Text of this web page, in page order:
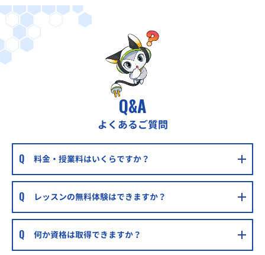
Q&A
よくあるご質問
料金・授業料はいくらですか？
レッスンの無料体験はできますか？
何か資格は取得できますか？